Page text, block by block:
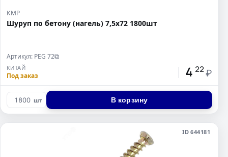
KMP
Шуруп по бетону (нагель) 7,5x72 1800шт
Артикул: PEG 72⧉
КИТАЙ
Под заказ 4 22 ₽
шт В корзину
ID 644181